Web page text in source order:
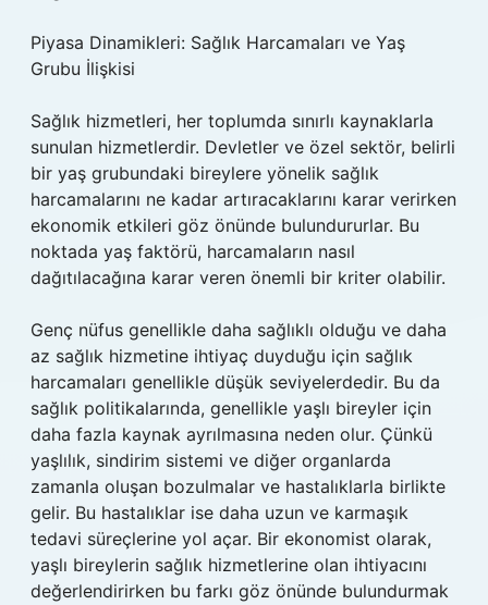
Piyasa Dinamikleri: Sağlık Harcamaları ve Yaş
Grubu İlişkisi
Sağlık hizmetleri, her toplumda sınırlı kaynaklarla
sunulan hizmetlerdir. Devletler ve özel sektör, belirli
bir yaş grubundaki bireylere yönelik sağlık
harcamalarını ne kadar artıracaklarını karar verirken
ekonomik etkileri göz önünde bulundururlar. Bu
noktada yaş faktörü, harcamaların nasıl
dağıtılacağına karar veren önemli bir kriter olabilir.
Genç nüfus genellikle daha sağlıklı olduğu ve daha
az sağlık hizmetine ihtiyaç duyduğu için sağlık
harcamaları genellikle düşük seviyelerdedir. Bu da
sağlık politikalarında, genellikle yaşlı bireyler için
daha fazla kaynak ayrılmasına neden olur. Çünkü
yaşlılık, sindirim sistemi ve diğer organlarda
zamanla oluşan bozulmalar ve hastalıklarla birlikte
gelir. Bu hastalıklar ise daha uzun ve karmaşık
tedavi süreçlerine yol açar. Bir ekonomist olarak,
yaşlı bireylerin sağlık hizmetlerine olan ihtiyacını
değerlendirirken bu farkı göz önünde bulundurmak